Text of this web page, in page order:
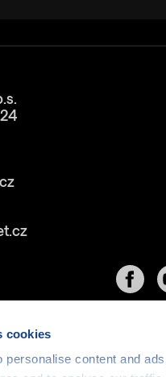
cookies
personalise content and